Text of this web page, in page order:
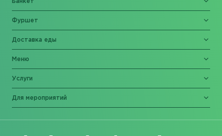
Банкет
Фуршет
Доставка еды
Меню
Услуги
Для мероприятий